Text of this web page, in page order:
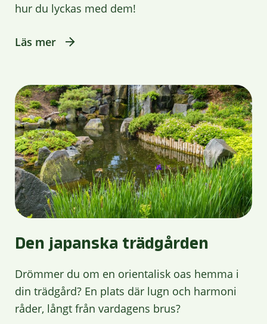
hur du lyckas med dem!
Läs mer
Den japanska trädgården
Drömmer du om en orientalisk oas hemma i
din trädgård? En plats där lugn och harmoni
råder, långt från vardagens brus?